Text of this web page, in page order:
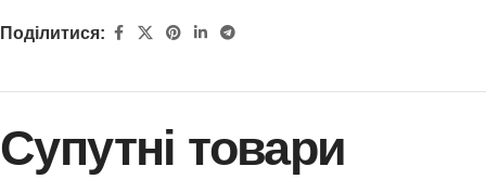
Поділитися:
Супутні товари